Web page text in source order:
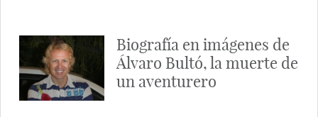
Biografía en imágenes de
Álvaro Bultó, la muerte de
un aventurero